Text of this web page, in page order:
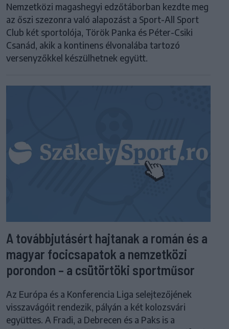
Nemzetközi magashegyi edzőtáborban kezdte meg
az őszi szezonra való alapozást a Sport-All Sport
Club két sportolója, Török Panka és Péter-Csiki
Csanád, akik a kontinens élvonalába tartozó
versenyzőkkel készülhetnek együtt.
A továbbjutásért hajtanak a román és a
magyar focicsapatok a nemzetközi
porondon – a csütörtöki sportműsor
Az Európa és a Konferencia Liga selejtezőjének
visszavágóit rendezik, pályán a két kolozsvári
együttes. A Fradi, a Debrecen és a Paks is a